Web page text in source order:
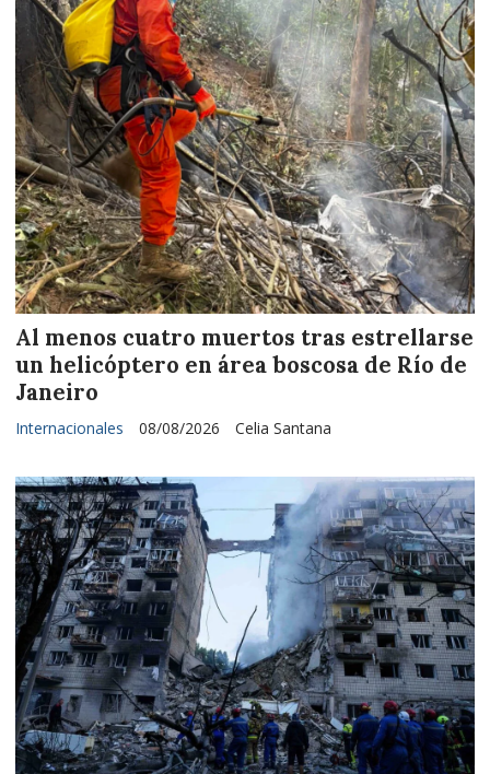
Al menos cuatro muertos tras estrellarse
un helicóptero en área boscosa de Río de
Janeiro
Celia Santana
Internacionales 08/08/2026